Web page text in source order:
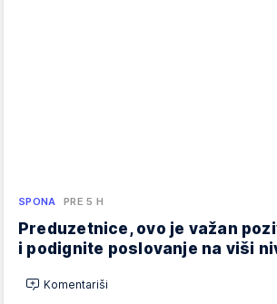
SPONA PRE 5 H
Preduzetnice, ovo je važan
i podignite poslovanje na viši
Komentariši